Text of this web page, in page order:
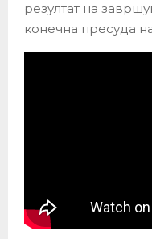
резултат на
конечна пресуда